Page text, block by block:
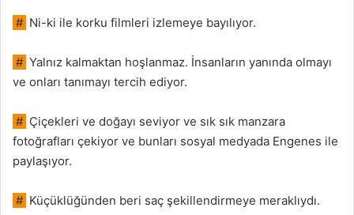
# Ni-ki ile korku filmleri izlemeye bayılıyor.
# Yalnız kalmaktan hoşlanmaz. İnsanların yanında olmayı
ve onları tanımayı tercih ediyor.
# Çiçekleri ve doğayı seviyor ve sık sık manzara
fotoğrafları çekiyor ve bunları sosyal medyada Engenes ile
paylaşıyor.
# Küçüklüğünden beri saç şekillendirmeye meraklıydı.